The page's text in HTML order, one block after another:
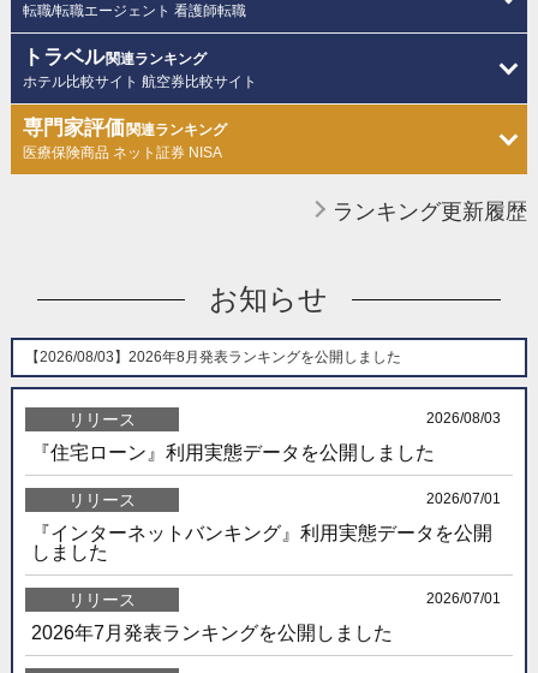
転職/転職エージェント 看護師転職
トラベル関連ランキング
ホテル比較サイト 航空券比較サイト
専門家評価関連ランキング
医療保険商品 ネット証券 NISA
ランキング更新履歴
お知らせ
【2026/08/03】 2026年8月発表ランキングを公開しました
リリース 2026/08/03
『住宅ローン』利用実態データを公開しました
リリース 2026/07/01
『インターネットバンキング』利用実態データを公開
しました
リリース 2026/07/01
2026年7月発表ランキングを公開しました